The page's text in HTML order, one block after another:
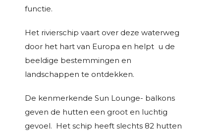
functie.
Het rivierschip vaart over deze waterweg
door het hart van Europa en helpt u de
beeldige bestemmingen en
landschappen te ontdekken.
De kenmerkende Sun Lounge- balkons
geven de hutten een groot en luchtig
gevoel. Het schip heeft slechts 82 hutten